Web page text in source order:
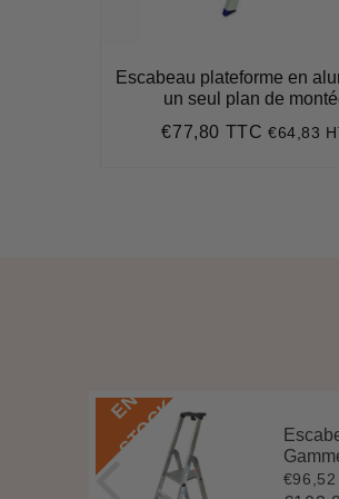
Escabeau plateforme en
un seul plan de
Prix
€77,80 TTC€77,80
€64,83
E
N
S
T
O
C
K
Prix